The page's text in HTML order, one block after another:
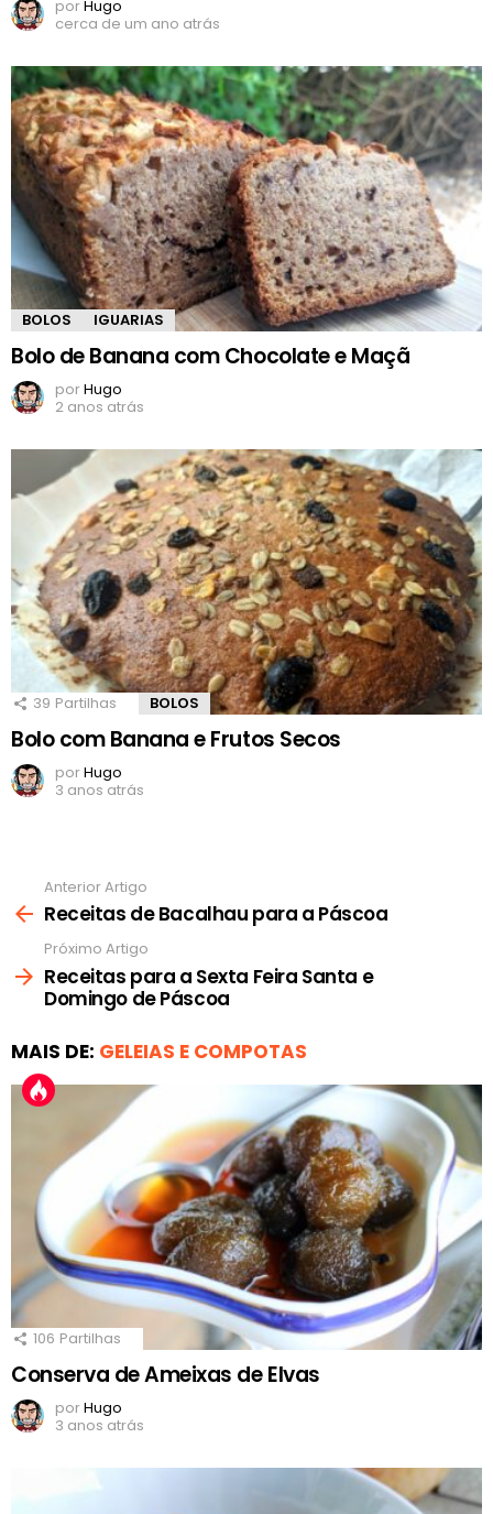
porHugo
cerca de um ano atrás
BOLOS IGUARIAS
Bolo de Banana com Chocolate e Maçã
porHugo
2 anos atrás
39 Partilhas BOLOS
Bolo com Banana e Frutos Secos
porHugo
3 anos atrás
mais
Anterior Artigo
Receitas de Bacalhau para a Páscoa
Próximo Artigo
Receitas para a Sexta Feira Santa e
Domingo de Páscoa
MAIS DE: GELEIAS E COMPOTAS
106 Partilhas
Conserva de Ameixas de Elvas
porHugo
3 anos atrás